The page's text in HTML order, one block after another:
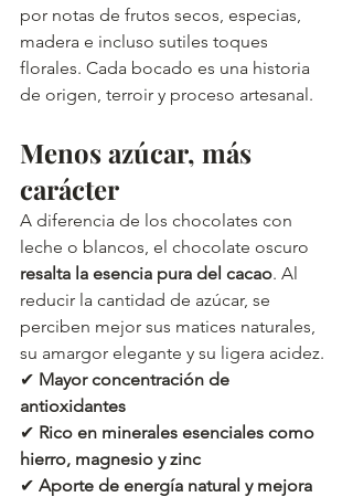
por notas de frutos secos, especias,
madera e incluso sutiles toques
florales. Cada bocado es una historia
de origen, terroir y proceso artesanal.
Menos azúcar, más
carácter
A diferencia de los chocolates con
leche o blancos, el chocolate oscuro
resalta la esencia pura del cacao. Al
reducir la cantidad de azúcar, se
perciben mejor sus matices naturales,
su amargor elegante y su ligera acidez.
✔ Mayor concentración de
antioxidantes
✔ Rico en minerales esenciales como
hierro, magnesio y zinc
✔ Aporte de energía natural y mejora